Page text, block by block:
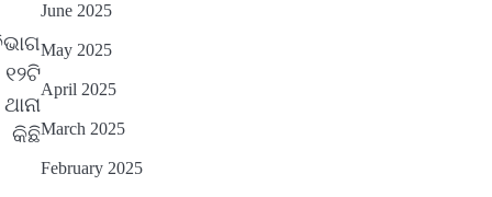
କିଛି
June 2025
May 2025
April 2025
March 2025
February 2025